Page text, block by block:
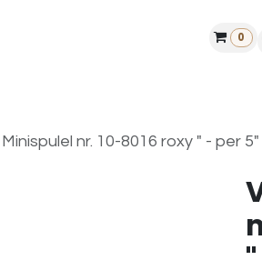
Finde0
nr. 10-8016 roxy " - per 5"